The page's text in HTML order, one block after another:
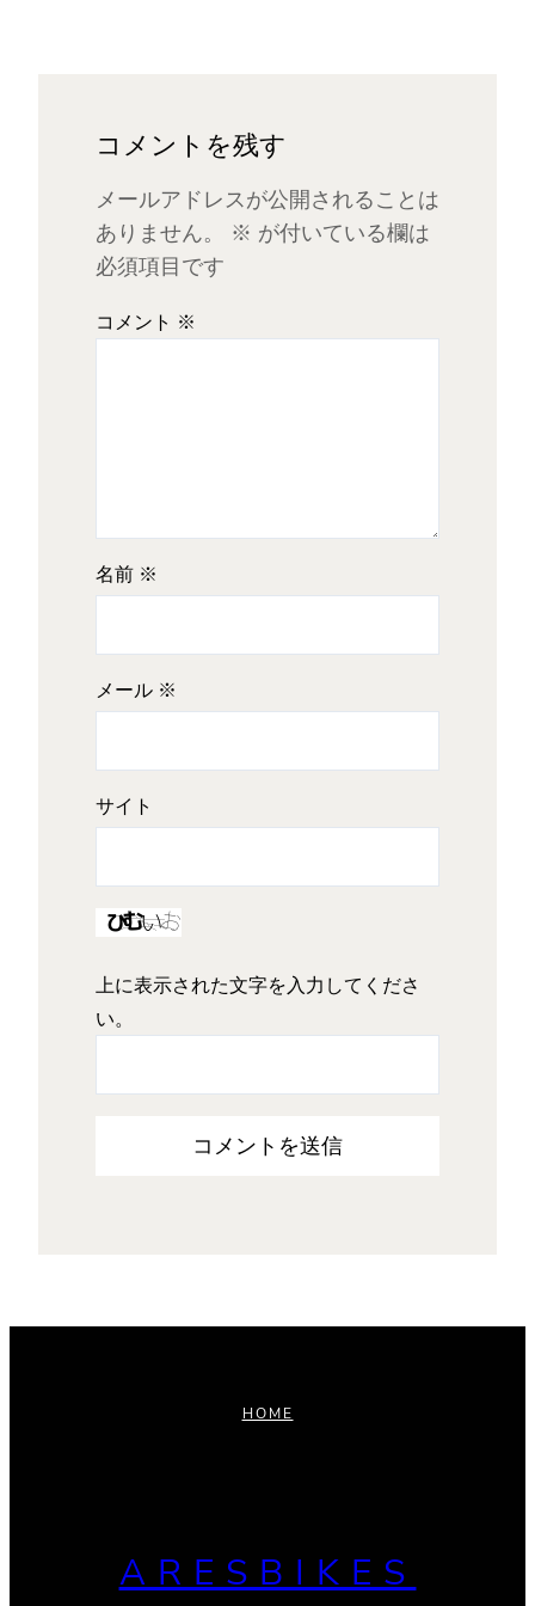
コメントを残す
メールアドレスが公開されることは
ありません。
※ が付いている欄は
必須項目です
コメント ※
名前 ※
メール ※
サイト
上に表示された文字を入力してくださ
い。
HOME
ARESBIKES